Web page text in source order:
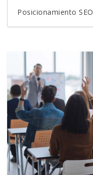
Posicionamiento SEO